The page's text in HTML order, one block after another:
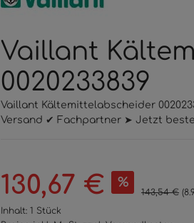
Vaillant
0020233839
Vaillant Kältemittelabscheider
Versand ✔ Fachpartner ➤ Jetzt
Verkaufspreis:
130,67 € %
Regulärer
143,54 €
Inhalt: 1 Stück